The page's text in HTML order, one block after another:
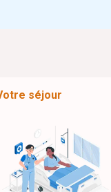
séjour